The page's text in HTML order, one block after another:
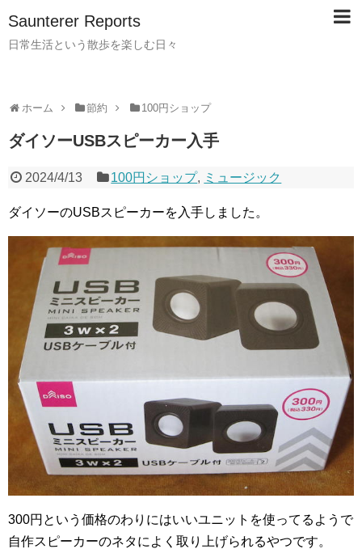
Saunterer Reports
日常生活という散歩を楽しむ日々
ホーム 節約 100円ショップ
ダイソーUSBスピーカー入手
2024/4/13 100円ショップ, ミュージック
ダイソーのUSBスピーカーを入手しました。
300円という価格のわりにはいいユニットを使ってるようで
自作スピーカーのネタによく取り上げられるやつです。